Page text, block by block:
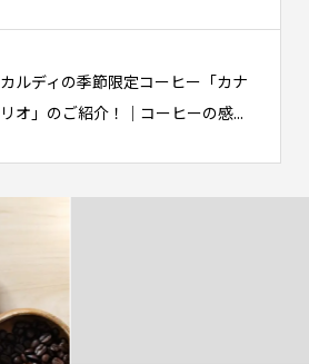
カルディの季節限定コーヒー「カナ
リオ」のご紹介！｜コーヒーの感...